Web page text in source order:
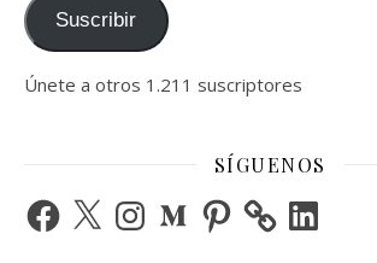
Suscribir
Únete a otros 1.211 suscriptores
SÍGUENOS
Facebook
X InstagramMediumPinterest LinkedIn